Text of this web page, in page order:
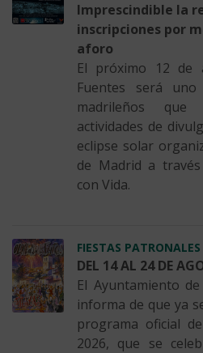
Imprescindible la
inscripciones por
aforo
El próximo 12 de
Fuentes será
madrileños
actividades de
eclipse solar
de Madrid a
con Vida.
FIESTAS
DEL 14 AL 24 DE
El Ayuntamiento
informa de que ya
programa oficial
2026, que se